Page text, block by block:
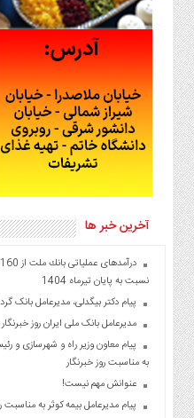
آخرین خبر ها
نسبت به پایان تیرماه 1404
پیام دکتر بیگدلی، مدیرعامل بانک
مدیرعامل بانک ملی ایران روز
پیام معاون وزیر راه و شهرسازی و
به مناسبت روز خبرنگار
عنوانش مهم نیست!
پیام مدیرعامل بیمه کوثر به مناسبت